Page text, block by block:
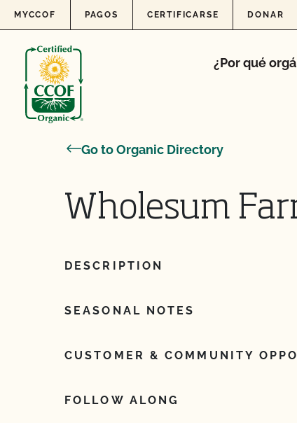
Skip to content
MYCCOF PAGOS CERTIFICARSE DONAR
¿Por qué
Go to Organic Directory
Wholesum
DESCRIPTION
SEASONAL NOTES
CUSTOMER & COMMUNITY
FOLLOW ALONG